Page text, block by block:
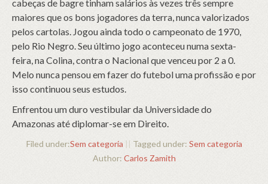
cabeças de bagre tinham salários às vezes três sempre
maiores que os bons jogadores da terra, nunca valorizados
pelos cartolas. Jogou ainda todo o campeonato de 1970,
pelo Rio Negro. Seu último jogo aconteceu numa sexta-
feira, na Colina, contra o Nacional que venceu por 2 a 0.
Melo nunca pensou em fazer do futebol uma profissão e por
isso continuou seus estudos.
Enfrentou um duro vestibular da Universidade do
Amazonas até diplomar-se em Direito.
Filed under:Sem categoria || Tagged under: Sem categoria
Author: Carlos Zamith